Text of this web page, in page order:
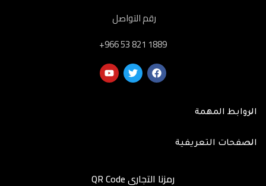
رقم التواصل
‎+966 53 821 1889
الروابط المهمة
الصفحات التعريفية
رمزنا التجاري QR Code